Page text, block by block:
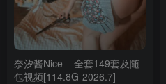
奈汐酱Nice – 全套149套及随
包视频[114.8G-2026.7]